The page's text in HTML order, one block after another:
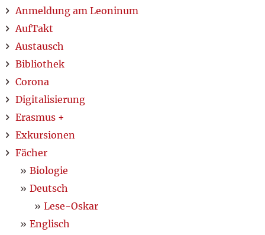
Anmeldung am Leoninum
AufTakt
Austausch
Bibliothek
Corona
Digitalisierung
Erasmus +
Exkursionen
Fächer
Biologie
Deutsch
Lese-Oskar
Englisch